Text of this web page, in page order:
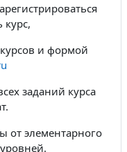
и формой
заданий курса
от элементарного